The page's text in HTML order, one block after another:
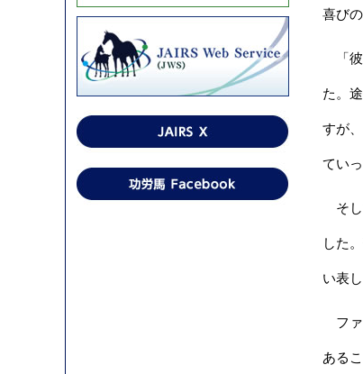
喜び
「彼
た。
すが
てい
そし
した
い表し
ファ
ある